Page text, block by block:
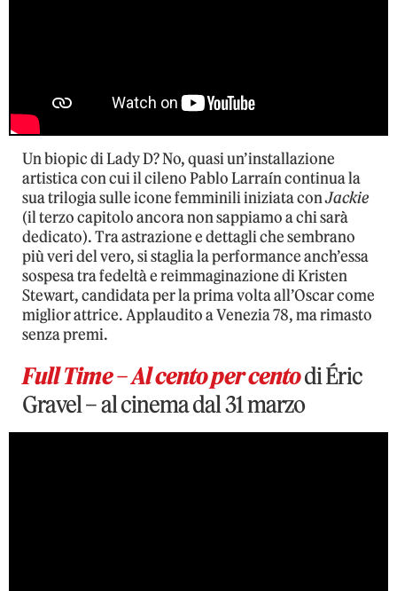
Un biopic di Lady D? No, quasi un’installazione
artistica con cui il cileno Pablo Larraín continua la
sua trilogia sulle icone femminili iniziata conJackie
(il terzo capitolo ancora non sappiamo a chi sarà
dedicato). Tra astrazione e dettagli che sembrano
più veri del vero, si staglia la performance anch’essa
sospesa tra fedeltà e reimmaginazione di Kristen
Stewart, candidata per la prima volta all’Oscar come
miglior attrice. Applaudito a Venezia 78, ma rimasto
senza premi.
Full Time – Al cento per centodi Éric
Gravel – al cinema dal 31 marzo